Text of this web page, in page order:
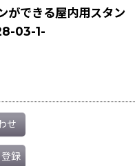
ができる屋内用スタン
03-1-
せ
録